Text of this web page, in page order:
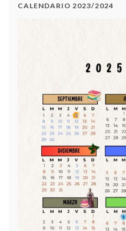
CALENDARIO 2023/2024